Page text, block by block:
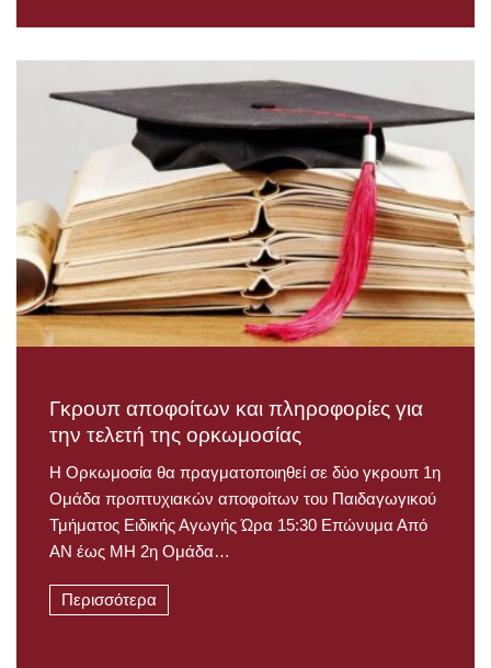
Γκρουπ αποφοίτων και πληροφορίες για
την τελετή της ορκωμοσίας
Η Ορκωμοσία θα πραγματοποιηθεί σε δύο γκρουπ 1η
Ομάδα προπτυχιακών αποφοίτων του Παιδαγωγικού
Τμήματος Ειδικής Αγωγής Ώρα 15:30 Επώνυμα Από
ΑΝ έως ΜΗ 2η Ομάδα…
Περισσότερα